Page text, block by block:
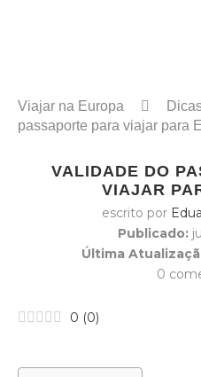
Viajar na Europa
passaporte para viajar para
VALIDADE DO
VIAJAR
escrito por
Publicado:
Última
0
0 (0)